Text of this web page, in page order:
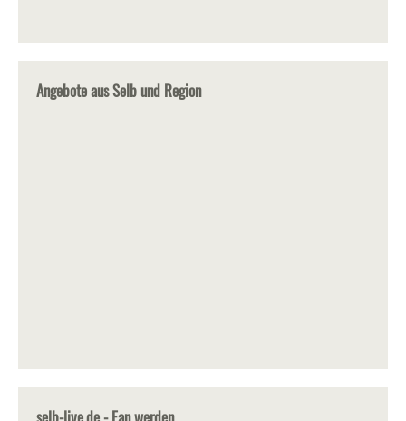
Angebote aus Selb und Region